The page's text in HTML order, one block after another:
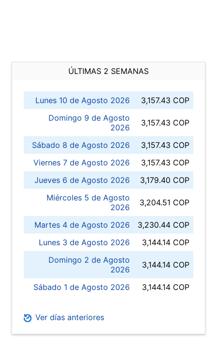
ÚLTIMAS 2 SEMANAS
Lunes 10 de Agosto 2026
3,157.43 COP
Domingo 9 de Agosto
2026
3,157.43 COP
Sábado 8 de Agosto 2026
3,157.43 COP
Viernes 7 de Agosto 2026
3,157.43 COP
Jueves 6 de Agosto 2026
3,179.40 COP
Miércoles 5 de Agosto
2026
3,204.51 COP
Martes 4 de Agosto 2026
3,230.44 COP
Lunes 3 de Agosto 2026
3,144.14 COP
Domingo 2 de Agosto
2026
3,144.14 COP
Sábado 1 de Agosto 2026 3,144.14 COP
Ver días anteriores